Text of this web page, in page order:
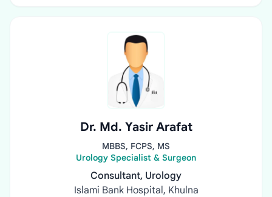
Dr. Md. Yasir Arafat
MBBS, FCPS, MS
Urology Specialist & Surgeon
Consultant, Urology
Islami Bank Hospital, Khulna